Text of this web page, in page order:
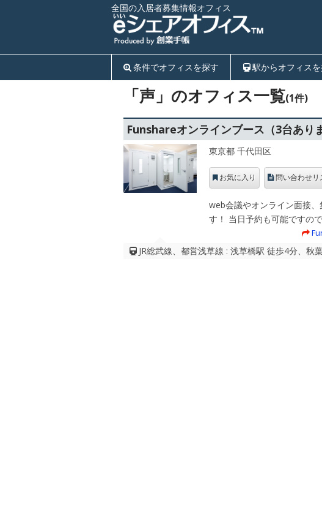
全国の入居者募集情報オフィス
条件でオフィスを探す 駅からオフィス
「声」のオフィス一覧(1件)
Funshareオンラインブース（3台あり
東京都 千代田区
お気に入り 問い合わせリ
web会議やオンライン面接
す！ 当日予約も可能ですの
JR総武線、都営浅草線 : 浅草橋駅 徒歩4分、秋